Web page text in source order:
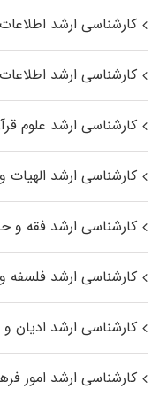
کارشناسی ارشد
کارشناسی ارشد
کارشناسی ارشد علوم
کارشناسی ارشد
کارشناسی ارشد فقه و
کارشناسی ارشد فلسفه
کارشناسی ارشد ادیان
کارشناسی ارشد امور